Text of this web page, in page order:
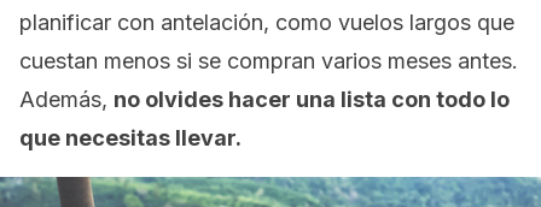
planificar con antelación, como vuelos largos que
cuestan menos si se compran varios meses antes.
Además, no olvides hacer una lista con todo lo
que necesitas llevar.